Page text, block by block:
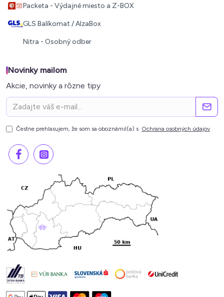
Packeta - Výdajné miesto a Z-BOX
GLS Balíkomat / AlzaBox
Nitra - Osobný odber
Novinky mailom
Akcie, novinky a rôzne tipy
Čestne prehlasujem, že som sa oboznámil(a) s Ochrana osobných údajov